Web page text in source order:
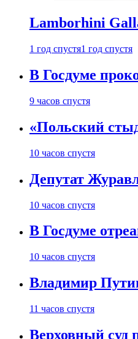
Lamborhini
1 год спустя1 год спустя
В Госдуме
9 часов спустя
«Польский
10 часов спустя
Депутат
10 часов спустя
В Госдуме
10 часов спустя
Владимир
11 часов спустя
Верховный суд